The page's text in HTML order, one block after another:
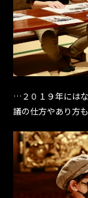
…２０１９年には
議の仕方やあり方